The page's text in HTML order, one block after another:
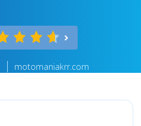
motomaniakrr.com